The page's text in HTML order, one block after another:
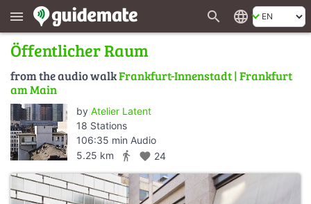
menu search language
Öffentlicher Raum
from the audio walkFrankfurt-Innenstadt | Frankfurt
am Main
by Atelier Latent
18 Stations
106:35 min Audio
5.25 km
directions_walk favorite 24